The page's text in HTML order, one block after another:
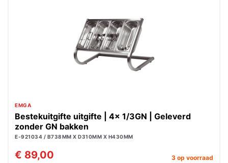
EMGA
Bestekuitgifte uitgifte | 4x 1/3GN | Geleverd
zonder GN bakken
E-921034 / B738MM X D310MM X H430MM
€ 89,00 3 op voorraad